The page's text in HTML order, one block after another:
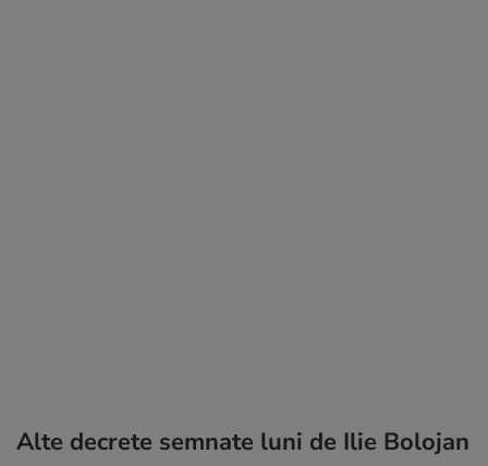
Alte decrete semnate luni de Ilie Bolojan